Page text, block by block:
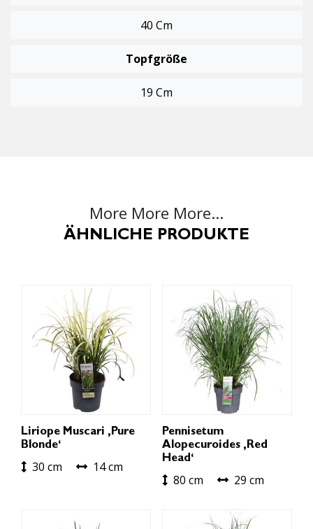
40 Cm
Topfgröße
19 Cm
More More More...
ÄHNLICHE PRODUKTE
Liriope Muscari ‚Pure
Blonde‘
30 cm 14 cm
Pennisetum
Alopecuroides ‚Red
Head‘
80 cm 29 cm